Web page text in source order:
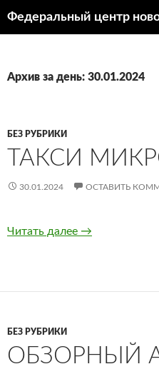
Федеральный центр
Архив за день: 30.01.2024
БЕЗ РУБРИКИ
ТАКСИ
30.01.2024 ОСТАВИТЬ
Читать далее Такси
→
БЕЗ РУБРИКИ
ОБЗОРНЫЙ